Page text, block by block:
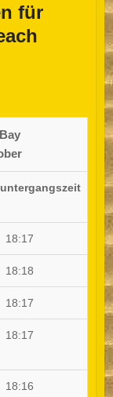
für
18:17
18:18
18:17
18:17
18:16